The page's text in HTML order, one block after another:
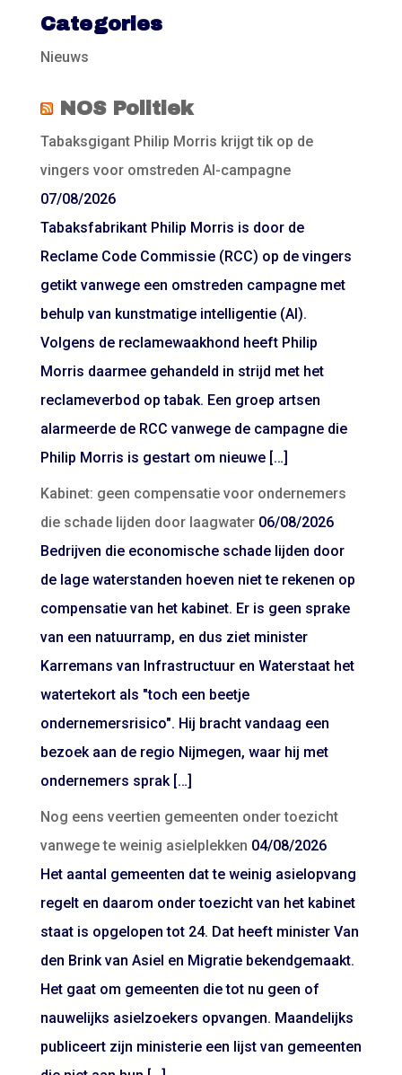
Categories
Nieuws
NOS Politiek
Tabaksgigant Philip Morris krijgt tik op de
vingers voor omstreden AI-campagne
07/08/2026
Tabaksfabrikant Philip Morris is door de
Reclame Code Commissie (RCC) op de vingers
getikt vanwege een omstreden campagne met
behulp van kunstmatige intelligentie (AI).
Volgens de reclamewaakhond heeft Philip
Morris daarmee gehandeld in strijd met het
reclameverbod op tabak. Een groep artsen
alarmeerde de RCC vanwege de campagne die
Philip Morris is gestart om nieuwe […]
Kabinet: geen compensatie voor ondernemers
die schade lijden door laagwater 06/08/2026
Bedrijven die economische schade lijden door
de lage waterstanden hoeven niet te rekenen op
compensatie van het kabinet. Er is geen sprake
van een natuurramp, en dus ziet minister
Karremans van Infrastructuur en Waterstaat het
watertekort als "toch een beetje
ondernemersrisico". Hij bracht vandaag een
bezoek aan de regio Nijmegen, waar hij met
ondernemers sprak […]
Nog eens veertien gemeenten onder toezicht
vanwege te weinig asielplekken 04/08/2026
Het aantal gemeenten dat te weinig asielopvang
regelt en daarom onder toezicht van het kabinet
staat is opgelopen tot 24. Dat heeft minister Van
den Brink van Asiel en Migratie bekendgemaakt.
Het gaat om gemeenten die tot nu geen of
nauwelijks asielzoekers opvangen. Maandelijks
publiceert zijn ministerie een lijst van gemeenten